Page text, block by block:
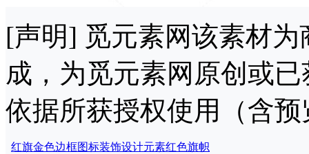
[声明] 觅元素网该素材
成，为觅元素网原创或
依据所获授权使用（含
红旗金色边框图标装饰设计元素红色旗帜